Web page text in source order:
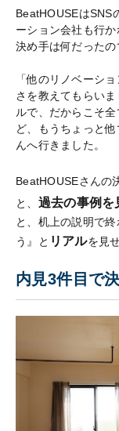
BeatHOUSEはSNS
ーション会社も行
決め手は何だったの
「他のリノベーシ
さを教えてもらい
ルで、だからこそ
ど、もうちょっと
んへ行きました。
BeatHOUSEさんの
と、 過去の事例を
と、机上の説明で
う』と リアルを見
内見3件目で